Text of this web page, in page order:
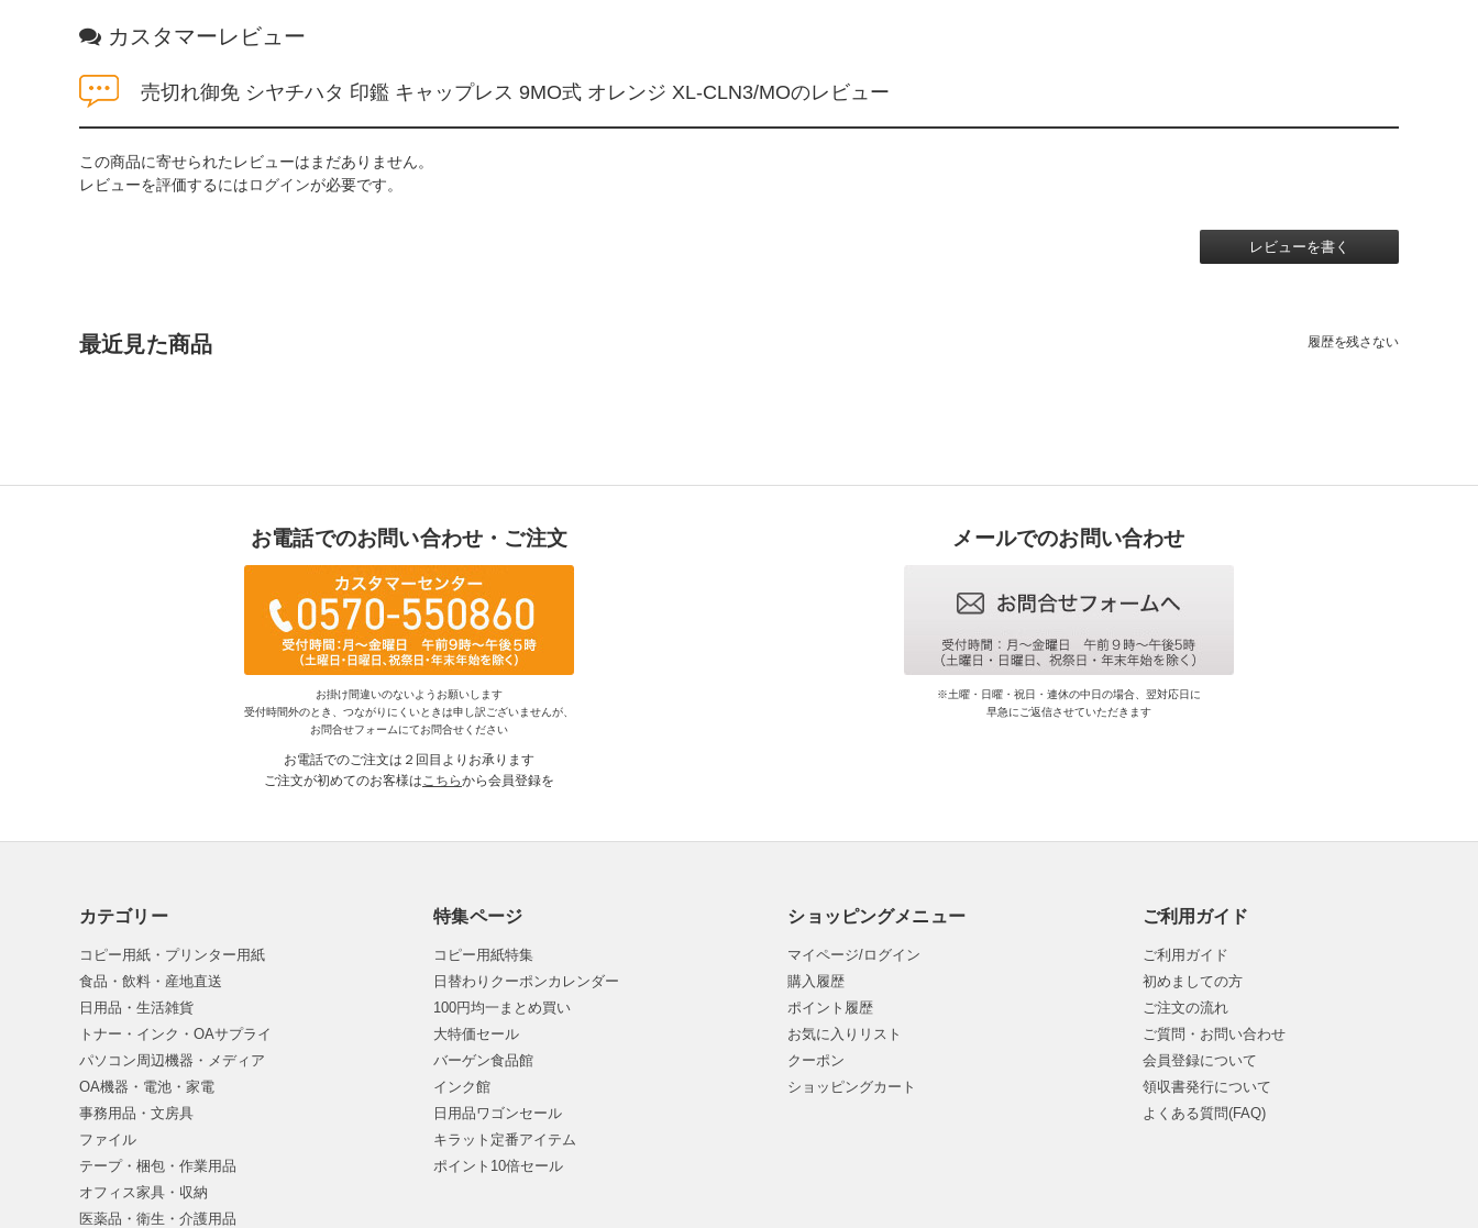
カスタマーレビュー
売切れ御免 シヤチハタ 印鑑 キャップレス 9MO式 オレンジ XL-CLN3/MOのレビュー
この商品に寄せられたレビューはまだありません。
レビューを評価するにはログインが必要です。
レビューを書く
最近見た商品 履歴を残さない
お電話でのお問い合わせ・ご注文
お掛け間違いのないようお願いします
受付時間外のとき、つながりにくいときは申し訳ございませんが、
お問合せフォームにてお問合せください
お電話でのご注文は２回目よりお承ります
ご注文が初めてのお客様はこちらから会員登録を
メールでのお問い合わせ
※土曜・日曜・祝日・連休の中日の場合、翌対応日に
早急にご返信させていただきます
カテゴリー
コピー用紙・プリンター用紙
食品・飲料・産地直送
日用品・生活雑貨
トナー・インク・OAサプライ
パソコン周辺機器・メディア
OA機器・電池・家電
事務用品・文房具
ファイル
テープ・梱包・作業用品
オフィス家具・収納
医薬品・衛生・介護用品
特集ページ
コピー用紙特集
日替わりクーポンカレンダー
100円均一まとめ買い
大特価セール
バーゲン食品館
インク館
日用品ワゴンセール
キラット定番アイテム
ポイント10倍セール
ショッピングメニュー
マイページ/ログイン
購入履歴
ポイント履歴
お気に入りリスト
クーポン
ショッピングカート
ご利用ガイド
ご利用ガイド
初めましての方
ご注文の流れ
ご質問・お問い合わせ
会員登録について
領収書発行について
よくある質問(FAQ)